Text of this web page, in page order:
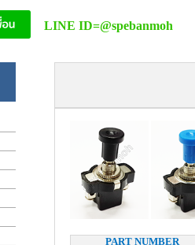
LINE ID=@spebanmoh
PART NUMBER